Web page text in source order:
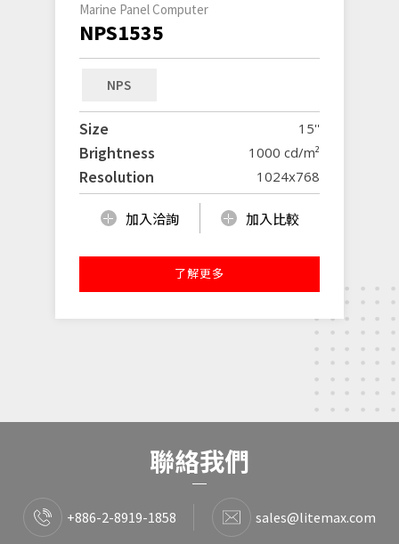
Marine Panel Computer
NPS1535
NPS
Size 15''
Brightness 1000 cd/m²
Resolution 1024x768
加入洽詢 加入比較
了解更多
聯絡我們
+886-2-8919-1858 sales@litemax.com